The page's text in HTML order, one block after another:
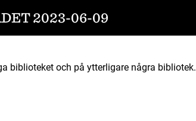
2023-06-09
biblioteket och på ytterligare några bibliotek.